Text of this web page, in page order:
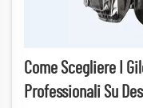
Come Scegliere I
Professionali Su